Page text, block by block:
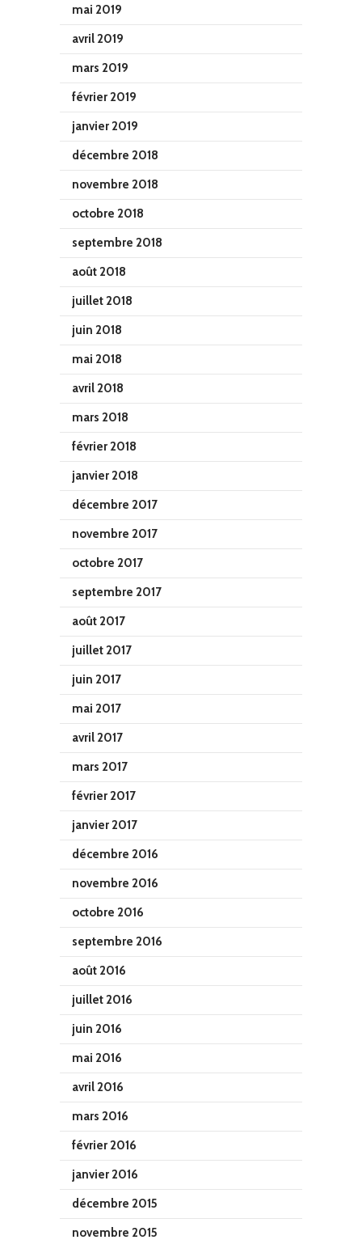
mai 2019
avril 2019
mars 2019
février 2019
janvier 2019
décembre 2018
novembre 2018
octobre 2018
septembre 2018
août 2018
juillet 2018
juin 2018
mai 2018
avril 2018
mars 2018
février 2018
janvier 2018
décembre 2017
novembre 2017
octobre 2017
septembre 2017
août 2017
juillet 2017
juin 2017
mai 2017
avril 2017
mars 2017
février 2017
janvier 2017
décembre 2016
novembre 2016
octobre 2016
septembre 2016
août 2016
juillet 2016
juin 2016
mai 2016
avril 2016
mars 2016
février 2016
janvier 2016
décembre 2015
novembre 2015